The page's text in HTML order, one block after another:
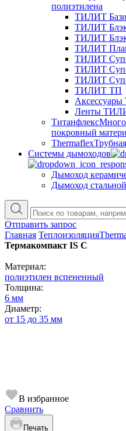
полиэтилена
ТИЛИТ
ТИЛИТ
ТИЛИТ
ТИЛИТ
ТИЛИТ
ТИЛИТ
ТИЛИТ
ТИЛИТ ТП
Ленты
Титанфлекс
покровный
Thermaflex
Cистемы дымоходов
Дымоход
Дымоход стальной
Отправить запрос
Главная Теплоизоляция
Термакомпакт IS C
Материал:
полиэтилен вспененный
Толщина:
6 мм
Диаметр:
от 15 до 35 мм
В избранное
Сравнить
Печать